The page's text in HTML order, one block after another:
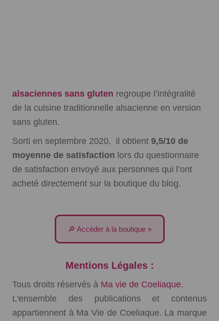
alsaciennes sans gluten regroupe l’intégralité
de la cuisine traditionnelle alsacienne en version
sans gluten.
Sorti en septembre 2020, il obtient 9,5/10 de
moyenne de satisfaction lors du questionnaire
de satisfaction envoyé aux personnes qui l’ont
acheté directement sur la boutique du blog.
🔎 Accéder à la boutique »
Mentions Légales :
Tous droits réservés à Ma vie de Coeliaque.
L'ensemble des publications et contenus
appartiennent à Ma Vie de Coeliaque. La marque